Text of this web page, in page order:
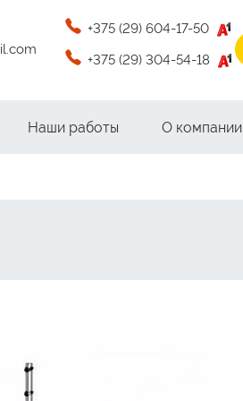
+375 (29) 604-17-50
+375 (29) 304-54-18
Наши работы О компании